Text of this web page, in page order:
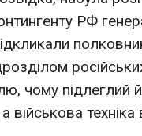
РФ
чому підлеглий
військова